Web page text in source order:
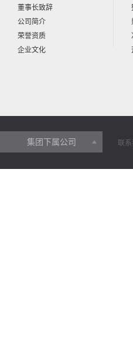
董事长致辞
公司简介
荣誉资质
企业文化
集团下属公司 联系